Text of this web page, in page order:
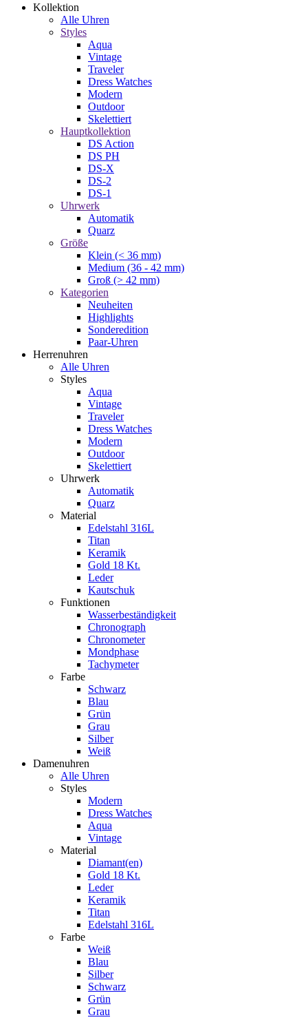
Kollektion
Alle Uhren
Styles
Aqua
Vintage
Traveler
Dress Watches
Modern
Outdoor
Skelettiert
Hauptkollektion
DS Action
DS PH
DS-X
DS-2
DS-1
Uhrwerk
Automatik
Quarz
Größe
Klein (< 36 mm)
Medium (36 - 42 mm)
Groß (> 42 mm)
Kategorien
Neuheiten
Highlights
Sonderedition
Paar-Uhren
Herrenuhren
Alle Uhren
Styles
Aqua
Vintage
Traveler
Dress Watches
Modern
Outdoor
Skelettiert
Uhrwerk
Automatik
Quarz
Material
Edelstahl 316L
Titan
Keramik
Gold 18 Kt.
Leder
Kautschuk
Funktionen
Wasserbeständigkeit
Chronograph
Chronometer
Mondphase
Tachymeter
Farbe
Schwarz
Blau
Grün
Grau
Silber
Weiß
Damenuhren
Alle Uhren
Styles
Modern
Dress Watches
Aqua
Vintage
Material
Diamant(en)
Gold 18 Kt.
Leder
Keramik
Titan
Edelstahl 316L
Farbe
Weiß
Blau
Silber
Schwarz
Grün
Grau